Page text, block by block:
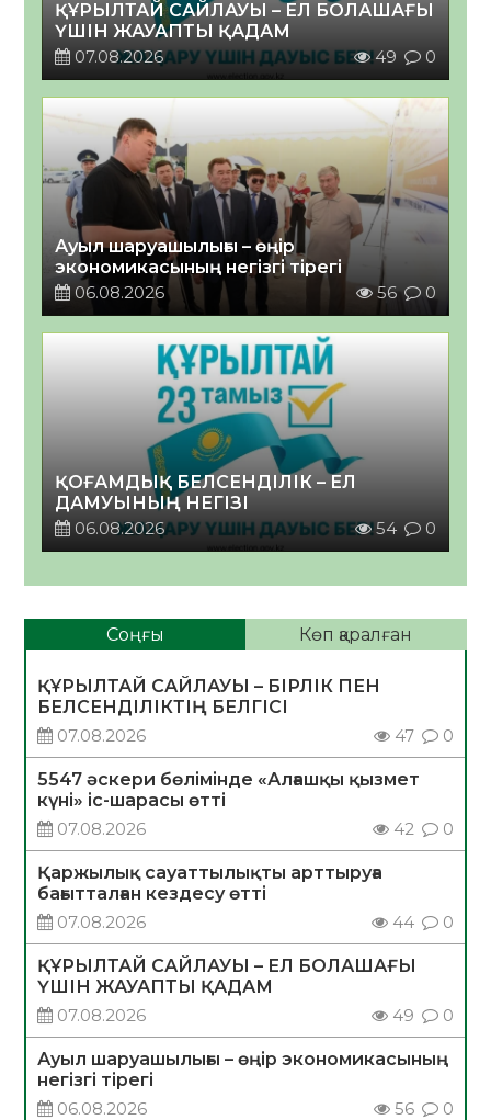
ҚҰРЫЛТАЙ САЙЛАУЫ – ЕЛ БОЛАШАҒЫ
ҮШІН ЖАУАПТЫ ҚАДАМ
07.08.2026
49 0
Ауыл шаруашылығы – өңір
экономикасының негізгі тірегі
06.08.2026
56 0
ҚОҒАМДЫҚ БЕЛСЕНДІЛІК – ЕЛ
ДАМУЫНЫҢ НЕГІЗІ
06.08.2026
54 0
Соңғы Көп қаралған
ҚҰРЫЛТАЙ САЙЛАУЫ – БІРЛІК ПЕН
БЕЛСЕНДІЛІКТІҢ БЕЛГІСІ
07.08.2026
47 0
5547 әскери бөлімінде «Алғашқы қызмет
күні» іс-шарасы өтті
07.08.2026
42 0
Қаржылық сауаттылықты арттыруға
бағытталған кездесу өтті
07.08.2026
44 0
ҚҰРЫЛТАЙ САЙЛАУЫ – ЕЛ БОЛАШАҒЫ
ҮШІН ЖАУАПТЫ ҚАДАМ
07.08.2026
49 0
Ауыл шаруашылығы – өңір экономикасының
негізгі тірегі
06.08.2026
56 0